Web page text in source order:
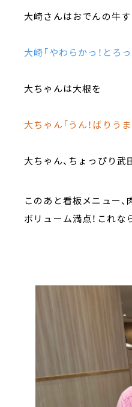
大崎さんはおでんの牛
大崎「やわらかっ！とろっ
大ちゃんは大根を
大ちゃん「うん！ばりう
大ちゃん、ちょっぴり
このあと看板メニュー
ボリューム満点！これな